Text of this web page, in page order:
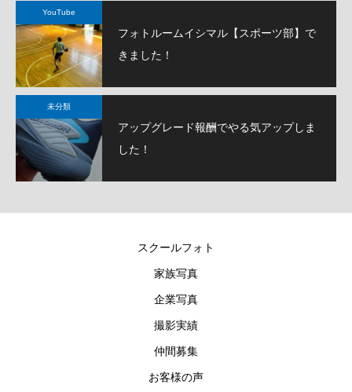
YouTube
フォトルームイシマル【スポーツ部】で
きました！
未分類
アップグレード報酬でやる気アップしま
した！
スクールフォト
家族写真
企業写真
撮影実績
仲間募集
お客様の声